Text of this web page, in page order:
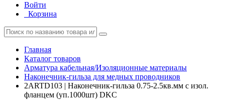
Войти
Корзина
Главная
Каталог товаров
Арматура кабельная/Изоляционные материалы
Наконечник-гильза для медных проводников
2ARTD103 | Наконечник-гильза 0.75-2.5кв.мм с изол.
фланцем (уп.1000шт) DKC